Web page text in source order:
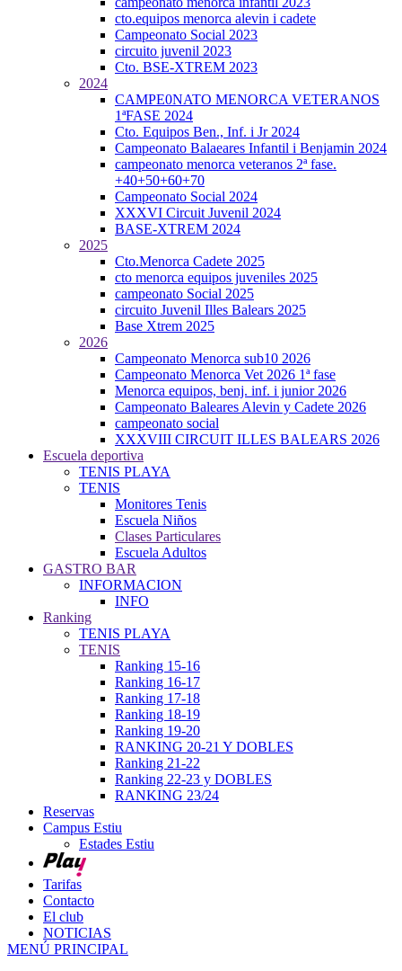
cto.equipos menorca alevin i cadete
Campeonato Social 2023
circuito juvenil 2023
Cto. BSE-XTREM 2023
2024
CAMPE0NATO MENORCA VETERANOS
1ªFASE 2024
Cto. Equipos Ben., Inf. i Jr 2024
Campeonato Balaeares Infantil i Benjamin 2024
campeonato menorca veteranos 2ª fase.
+40+50+60+70
Campeonato Social 2024
XXXVI Circuit Juvenil 2024
BASE-XTREM 2024
2025
Cto.Menorca Cadete 2025
cto menorca equipos juveniles 2025
campeonato Social 2025
circuito Juvenil Illes Balears 2025
Base Xtrem 2025
2026
Campeonato Menorca sub10 2026
Campeonato Menorca Vet 2026 1ª fase
Menorca equipos, benj. inf. i junior 2026
Campeonato Baleares Alevin y Cadete 2026
campeonato social
XXXVIII CIRCUIT ILLES BALEARS 2026
Escuela deportiva
TENIS PLAYA
TENIS
Monitores Tenis
Escuela Niños
Clases Particulares
Escuela Adultos
GASTRO BAR
INFORMACION
INFO
Ranking
TENIS PLAYA
TENIS
Ranking 15-16
Ranking 16-17
Ranking 17-18
Ranking 18-19
Ranking 19-20
RANKING 20-21 Y DOBLES
Ranking 21-22
Ranking 22-23 y DOBLES
RANKING 23/24
Reservas
Campus Estiu
Estades Estiu
Tarifas
Contacto
El club
NOTICIAS
MENÚ PRINCIPAL